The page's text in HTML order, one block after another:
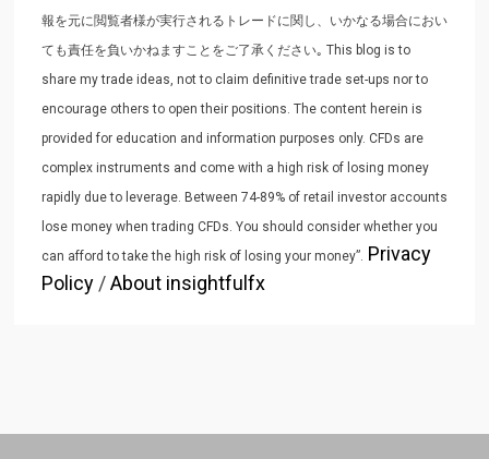
報を元に閲覧者様が実行されるトレードに関し、いかなる場合におい
ても責任を負いかねますことをご了承ください｡ This blog is to
share my trade ideas, not to claim definitive trade set-ups nor to
encourage others to open their positions. The content herein is
provided for education and information purposes only. CFDs are
complex instruments and come with a high risk of losing money
rapidly due to leverage. Between 74-89% of retail investor accounts
lose money when trading CFDs. You should consider whether you
can afford to take the high risk of losing your money”. Privacy
Policy/About insightfulfx